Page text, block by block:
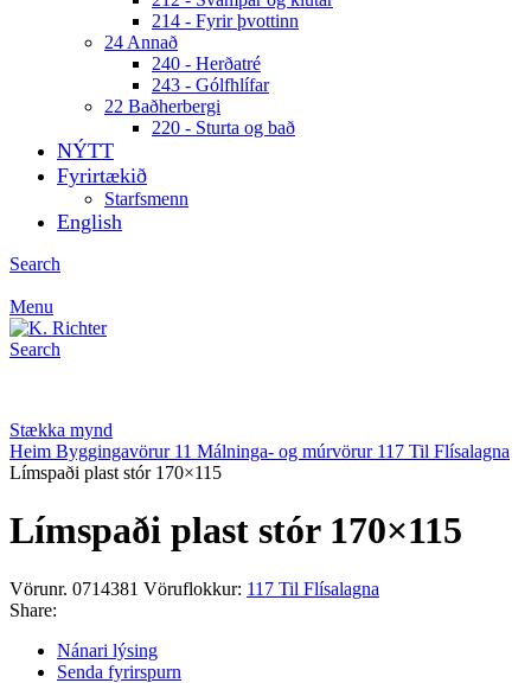
214 - Fyrir þvottinn
24 Annað
240 - Herðatré
243 - Gólfhlífar
22 Baðherbergi
220 - Sturta og bað
NÝTT
Fyrirtækið
Starfsmenn
English
Search
Menu
Search
Stækka mynd
Heim Byggingavörur 11 Málninga- og múrvörur 117 Til Flísalagna
Límspaði plast stór 170×115
Límspaði plast stór 170×115
Vörunr. 0714381 Vöruflokkur: 117 Til Flísalagna
Share:
Nánari lýsing
Senda fyrirspurn